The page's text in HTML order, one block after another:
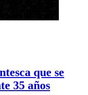
que se
35 años